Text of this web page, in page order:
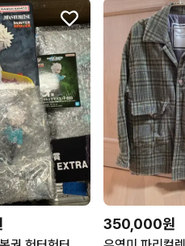
350,000원